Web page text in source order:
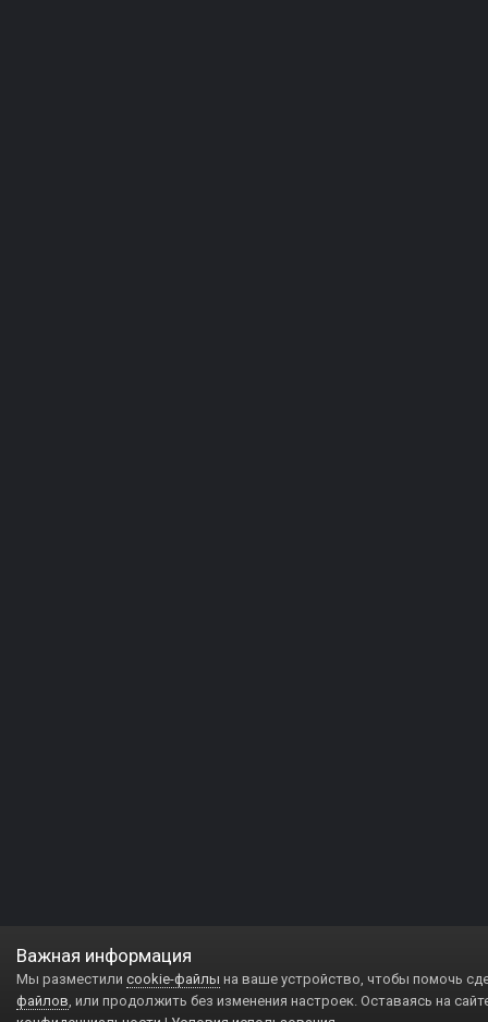
Важная информация
Мы разместили cookie-файлы на ваше устройство, чтобы помочь
файлов, или продолжить без изменения настроек. Оставаясь на